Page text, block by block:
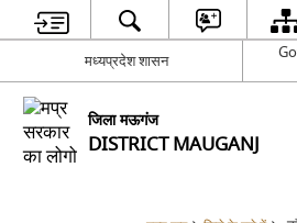
मध्यप्रदेश शासन
जिला मऊगंज
DISTRICT MAUGANJ